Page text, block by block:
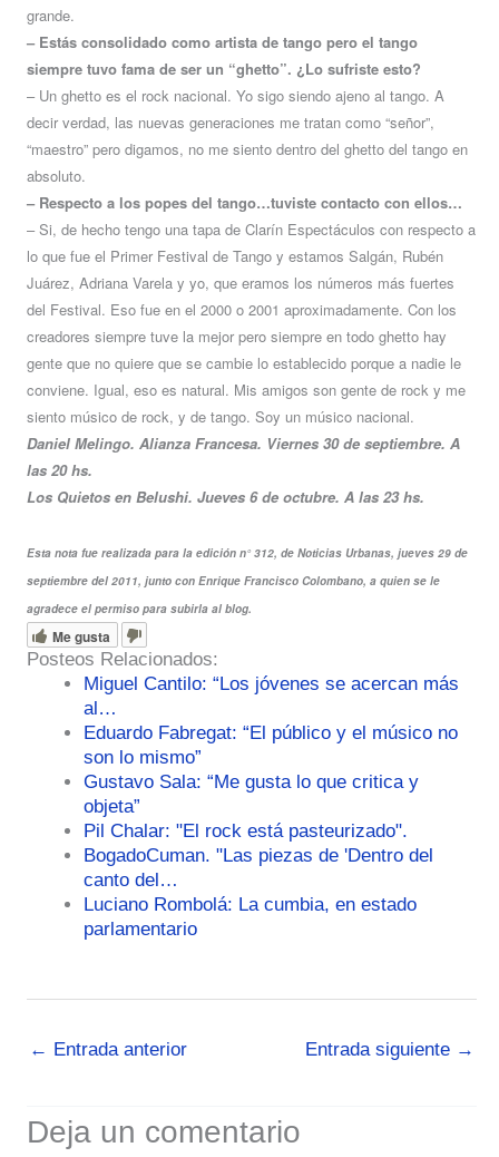
grande.
– Estás consolidado como artista de tango pero el tango
siempre tuvo fama de ser un “ghetto”. ¿Lo sufriste esto?
– Un ghetto es el rock nacional. Yo sigo siendo ajeno al tango. A
decir verdad, las nuevas generaciones me tratan como “señor”,
“maestro” pero digamos, no me siento dentro del ghetto del tango en
absoluto.
– Respecto a los popes del tango…tuviste contacto con ellos…
– Si, de hecho tengo una tapa de Clarín Espectáculos con respecto a
lo que fue el Primer Festival de Tango y estamos Salgán, Rubén
Juárez, Adriana Varela y yo, que eramos los números más fuertes
del Festival. Eso fue en el 2000 o 2001 aproximadamente. Con los
creadores siempre tuve la mejor pero siempre en todo ghetto hay
gente que no quiere que se cambie lo establecido porque a nadie le
conviene. Igual, eso es natural. Mis amigos son gente de rock y me
siento músico de rock, y de tango. Soy un músico nacional.
Daniel Melingo. Alianza Francesa. Viernes 30 de septiembre. A
las 20 hs.
Los Quietos en Belushi. Jueves 6 de octubre. A las 23 hs.
Esta nota fue realizada para la edición n° 312, de Noticias Urbanas, jueves 29 de
septiembre del 2011, junto con Enrique Francisco Colombano, a quien se le
agradece el permiso para subirla al blog.
Me gusta
Posteos Relacionados:
Miguel Cantilo: “Los jóvenes se acercan más
al…
Eduardo Fabregat: “El público y el músico no
son lo mismo”
Gustavo Sala: “Me gusta lo que critica y
objeta”
Pil Chalar: "El rock está pasteurizado".
BogadoCuman. "Las piezas de 'Dentro del
canto del…
Luciano Rombolá: La cumbia, en estado
parlamentario
← Entrada anterior Entrada siguiente →
Deja un comentario